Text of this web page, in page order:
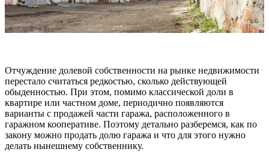
Отчуждение долевой собственности на рынке недвижимости
перестало считаться редкостью, сколько действующей
обыденностью. При этом, помимо классической доли в
квартире или частном доме, периодично появляются
варианты с продажей части гаража, расположенного в
гаражном кооперативе. Поэтому детально разберемся, как по
закону можно продать долю гаража и что для этого нужно
делать нынешнему собственнику.